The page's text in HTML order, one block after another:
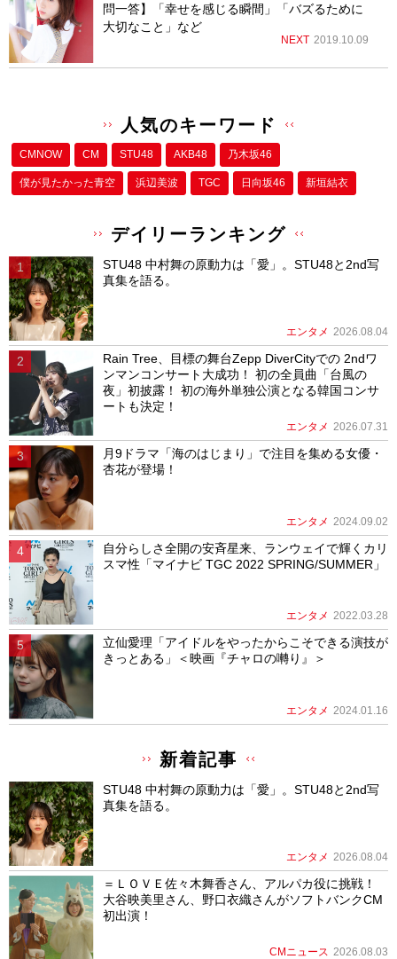
問一答】「幸せを感じる瞬間」「バズるために
大切なこと」など
NEXT 2019.10.09
人気のキーワード
CMNOW CM STU48 AKB48 乃木坂46
僕が⾒たかった⻘空 浜辺美波 TGC 日向坂46 新垣結衣
デイリーランキング
STU48 中村舞の原動力は「愛」。STU48と2nd写
真集を語る。
エンタメ 2026.08.04
Rain Tree、目標の舞台Zepp DiverCityでの 2ndワ
ンマンコンサート大成功！ 初の全員曲「台風の
夜」初披露！ 初の海外単独公演となる韓国コンサ
ートも決定！
エンタメ 2026.07.31
月9ドラマ「海のはじまり」で注目を集める女優・
杏花が登場！
エンタメ 2024.09.02
自分らしさ全開の安斉星来、ランウェイで輝くカリ
スマ性「マイナビ TGC 2022 SPRING/SUMMER」
エンタメ 2022.03.28
立仙愛理「アイドルをやったからこそできる演技が
きっとある」＜映画『チャロの囀り』＞
エンタメ 2024.01.16
新着記事
STU48 中村舞の原動力は「愛」。STU48と2nd写
真集を語る。
エンタメ 2026.08.04
＝ＬＯＶＥ佐々木舞香さん、アルパカ役に挑戦！
大谷映美里さん、野口衣織さんがソフトバンクCM
初出演！
CMニュース 2026.08.03